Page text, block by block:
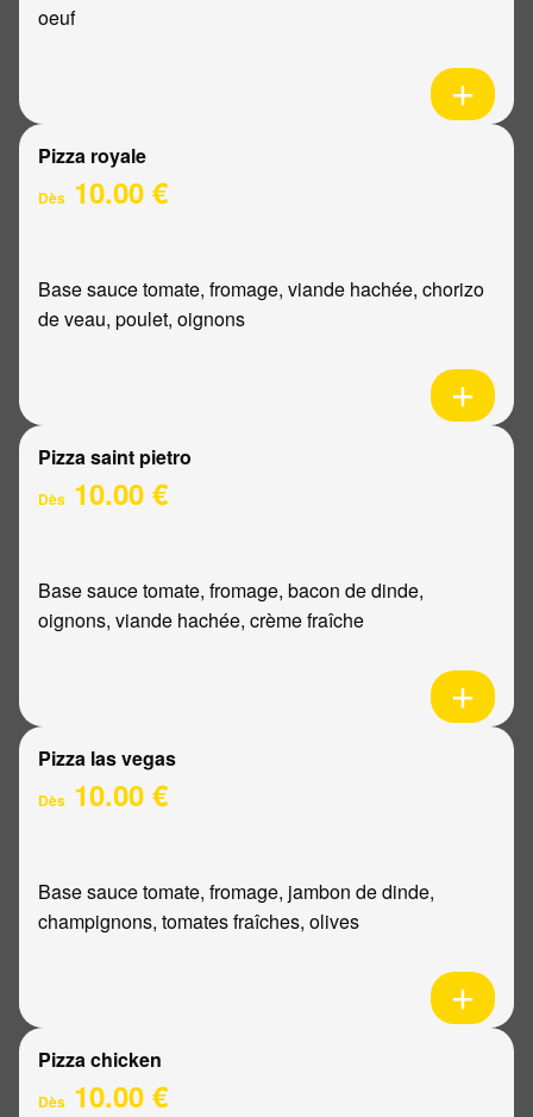
oeuf
Pizza royale
Dès 10.00 €
Base sauce tomate, fromage, viande hachée, chorizo
de veau, poulet, oignons
Pizza saint pietro
Dès 10.00 €
Base sauce tomate, fromage, bacon de dinde,
oignons, viande hachée, crème fraîche
Pizza las vegas
Dès 10.00 €
Base sauce tomate, fromage, jambon de dinde,
champignons, tomates fraîches, olives
Pizza chicken
Dès 10.00 €